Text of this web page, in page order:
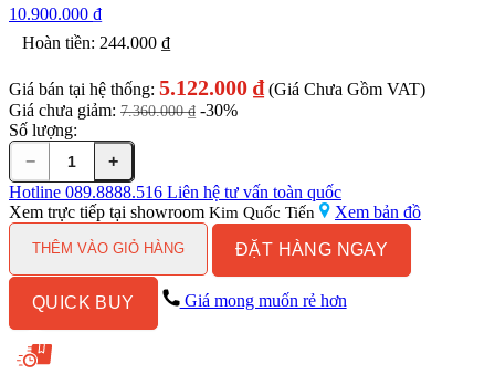
10.900.000 ₫
Hoàn tiền: 244.000 ₫
Giá bán tại hệ thống: 5.122.000 ₫ (Giá Chưa Gồm VAT)
Giá chưa giảm: 7.360.000₫ -30%
Số lượng:
Cầu
INAX
Nắp
Êm
AC-
(AC989VN)
1
Khối
số
−
+
Hotline 089.8888.516 Liên hệ tư vấn toàn quốc
Xem trực tiếp tại showroom Kim Quốc Tiến Xem bản đồ
THÊM VÀO GIỎ HÀNG ĐẶT HÀNG NGAY
QUICK BUY Giá mong muốn rẻ hơn